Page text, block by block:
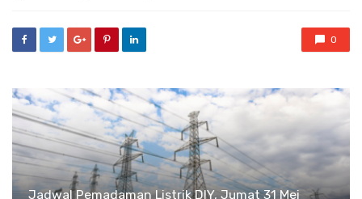
0
Jadwal Pemadaman Listrik DIY, Jumat 31 Mei